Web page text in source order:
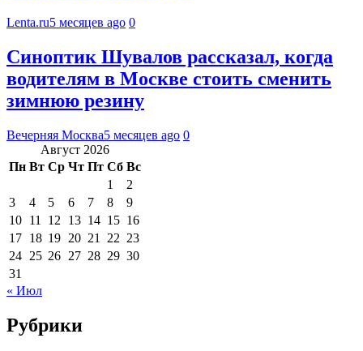
Lenta.ru5 месяцев ago 0
Синоптик Шувалов рассказал, когда
водителям в Москве стоить сменить
зимнюю резину
Вечерняя Москва5 месяцев ago 0
Август 2026
Пн Вт Ср Чт Пт Сб Вс
1
2
3
4 5 6 7 8
9
10 11 12 13 14 15 16
17 18 19 20 21 22 23
24 25 26 27 28 29 30
31
« Июл
Рубрики